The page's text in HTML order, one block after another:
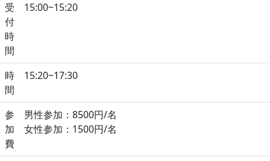
受
付
時
間
15:00~15:20
時
間
15:20~17:30
参
加
費
男性参加：8500円/名
女性参加：1500円/名